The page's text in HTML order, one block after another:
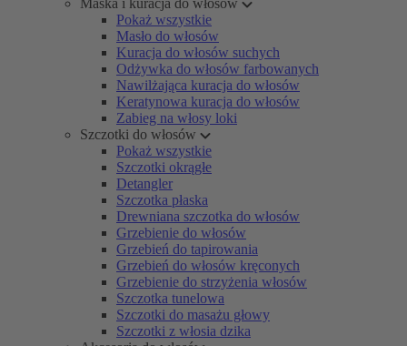
Maska i kuracja do włosów
Pokaż wszystkie
Masło do włosów
Kuracja do włosów suchych
Odżywka do włosów farbowanych
Nawilżająca kuracja do włosów
Keratynowa kuracja do włosów
Zabieg na włosy loki
Szczotki do włosów
Pokaż wszystkie
Szczotki okrągłe
Detangler
Szczotka płaska
Drewniana szczotka do włosów
Grzebienie do włosów
Grzebień do tapirowania
Grzebień do włosów kręconych
Grzebienie do strzyżenia włosów
Szczotka tunelowa
Szczotki do masażu głowy
Szczotki z włosia dzika